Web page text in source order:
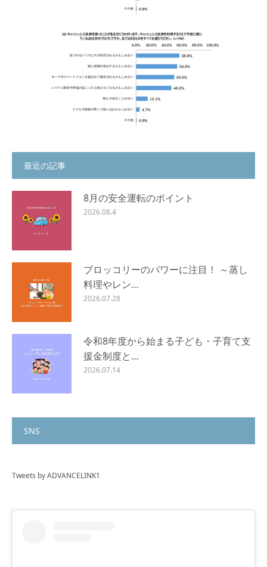
最近の記事
8月の安全運転のポイント
2026.08.4
ブロッコリーのパワーに注目！ ～蒸し
料理やレン…
2026.07.28
令和8年度から始まる子ども・子育て支
援金制度と…
2026.07.14
SNS
Tweets by ADVANCELINK1